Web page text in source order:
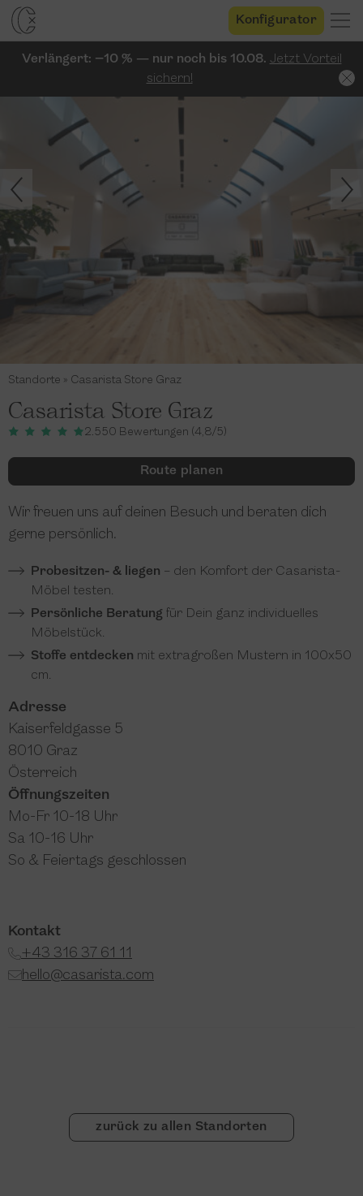
Konfigurator
Verlängert: −10 % — nur noch bis 10.08. Jetzt Vorteil
sichern!
Standorte » Casarista Store Graz
Casarista Store Graz
2.550 Bewertungen (4,8/5)
Route planen
Wir freuen uns auf deinen Besuch und beraten dich
gerne persönlich.
Probesitzen- & liegen – den Komfort der Casarista-
Möbel testen.
Persönliche Beratung für Dein ganz individuelles
Möbelstück.
Stoffe entdecken mit extragroßen Mustern in 100x50
cm.
Adresse
Kaiserfeldgasse 5
8010 Graz
Österreich
Öffnungszeiten
Mo-Fr 10-18 Uhr
Sa 10-16 Uhr
So & Feiertags geschlossen
Kontakt
+43 316 37 61 11
hello@casarista.com
zurück zu allen Standorten